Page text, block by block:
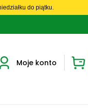
do piątku.
Moje konto